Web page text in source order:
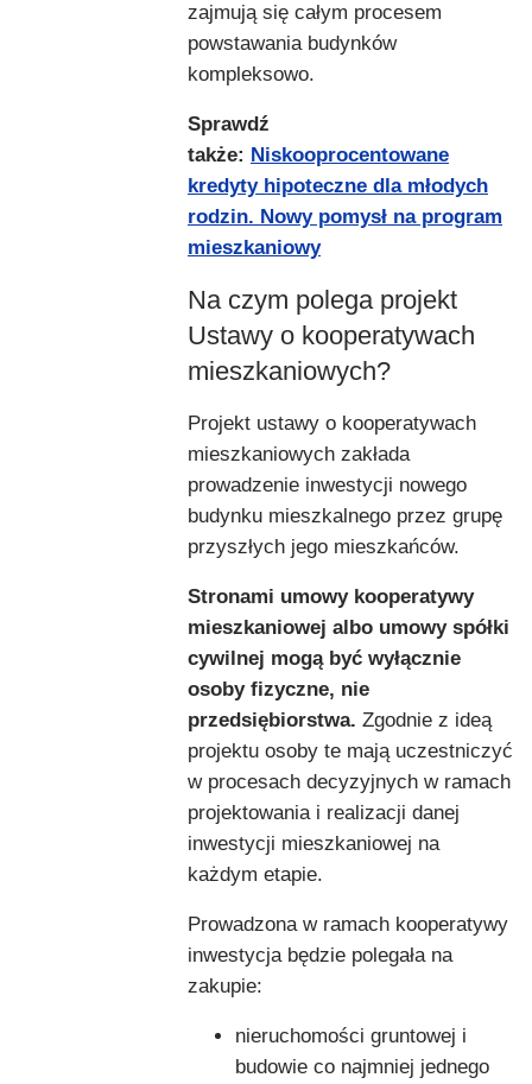
zajmują się całym procesem
powstawania budynków
kompleksowo.
Sprawdź
także: Niskooprocentowane
kredyty hipoteczne dla młodych
rodzin. Nowy pomysł na program
mieszkaniowy
Na czym polega projekt
Ustawy o kooperatywach
mieszkaniowych?
Projekt ustawy o kooperatywach
mieszkaniowych zakłada
prowadzenie inwestycji nowego
budynku mieszkalnego przez grupę
przyszłych jego mieszkańców.
Stronami umowy kooperatywy
mieszkaniowej albo umowy spółki
cywilnej mogą być wyłącznie
osoby fizyczne, nie
przedsiębiorstwa. Zgodnie z ideą
projektu osoby te mają uczestniczyć
w procesach decyzyjnych w ramach
projektowania i realizacji danej
inwestycji mieszkaniowej na
każdym etapie.
Prowadzona w ramach kooperatywy
inwestycja będzie polegała na
zakupie:
nieruchomości gruntowej i
budowie co najmniej jednego